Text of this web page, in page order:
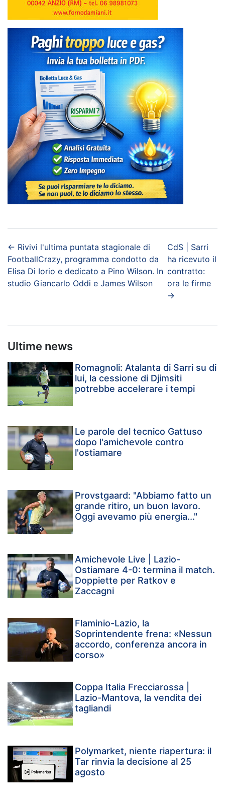
← Rivivi l'ultima puntata stagionale di
FootballCrazy, programma condotto da
Elisa Di Iorio e dedicato a Pino Wilson. In
studio Giancarlo Oddi e James Wilson
CdS | Sarri
ha ricevuto il
contratto:
ora le firme
→
Ultime news
Romagnoli: Atalanta di Sarri su di
lui, la cessione di Djimsiti
potrebbe accelerare i tempi
Le parole del tecnico Gattuso
dopo l'amichevole contro
l'ostiamare
Provstgaard: "Abbiamo fatto un
grande ritiro, un buon lavoro.
Oggi avevamo più energia..."
Amichevole Live | Lazio-
Ostiamare 4-0: termina il match.
Doppiette per Ratkov e
Zaccagni
Flaminio-Lazio, la
Soprintendente frena: «Nessun
accordo, conferenza ancora in
corso»
Coppa Italia Frecciarossa |
Lazio-Mantova, la vendita dei
tagliandi
Polymarket, niente riapertura: il
Tar rinvia la decisione al 25
agosto